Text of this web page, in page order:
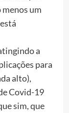
menos um
a
para
alto),
Covid-19
sim, que